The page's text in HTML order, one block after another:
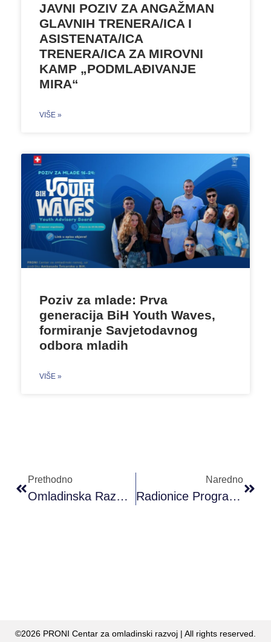
JAVNI POZIV ZA ANGAŽMAN
GLAVNIH TRENERA/ICA I
ASISTENATA/ICA
TRENERA/ICA ZA MIROVNI
KAMP „PODMLAĐIVANJE
MIRA“
VIŠE »
Poziv za mlade: Prva
generacija BiH Youth Waves,
formiranje Savjetodavnog
odbora mladih
VIŠE »
Prethodno
Omladinska Razmjena ,,𝐍𝐞𝐰 𝐈𝐧𝐧𝐨𝐯𝐚𝐭𝐢𝐨𝐧𝐬 𝐨𝐟 𝐁𝐮𝐬𝐢𝐧𝐞𝐬𝐬 𝐔𝐩𝐒𝐮𝐦𝐦𝐚𝐫𝐲” U Beogradu
Naredno
Radionice Programiranja U Saradnji PRONI Centra I Algorithmics Bijeljina
©2026 PRONI Centar za omladinski razvoj | All rights reserved.